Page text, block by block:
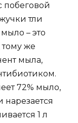
побеговой
тли
– это
тому же
мыла,
72% мыло,
нарезается
1 л